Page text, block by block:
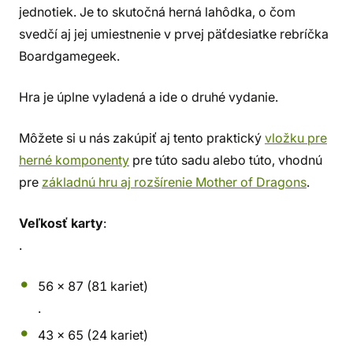
jednotiek. Je to skutočná herná lahôdka, o čom
svedčí aj jej umiestnenie v prvej päťdesiatke rebríčka
Boardgamegeek.
Hra je úplne vyladená a ide o druhé vydanie.
Môžete si u nás zakúpiť aj tento praktický vložku pre
herné komponenty pre túto sadu alebo túto, vhodnú
pre základnú hru aj rozšírenie Mother of Dragons.
Veľkosť karty:
.
56 x 87 (81 kariet)
.
43 x 65 (24 kariet)